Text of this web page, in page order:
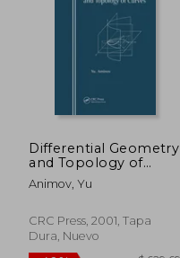
Differential Geometry
and Topology of
Curves (en Inglés)
Animov, Yu
CRC Press, 2001, Tapa
Dura, Nuevo